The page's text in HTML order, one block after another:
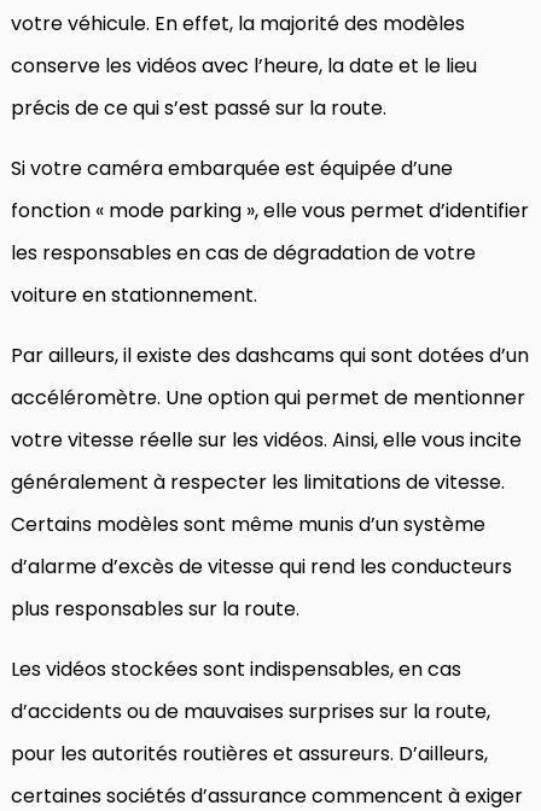
votre véhicule. En effet, la majorité des modèles
conserve les vidéos avec l’heure, la date et le lieu
précis de ce qui s’est passé sur la route.
Si votre caméra embarquée est équipée d’une
fonction « mode parking », elle vous permet d’identifier
les responsables en cas de dégradation de votre
voiture en stationnement.
Par ailleurs, il existe des dashcams qui sont dotées d’un
accéléromètre. Une option qui permet de mentionner
votre vitesse réelle sur les vidéos. Ainsi, elle vous incite
généralement à respecter les limitations de vitesse.
Certains modèles sont même munis d’un système
d’alarme d’excès de vitesse qui rend les conducteurs
plus responsables sur la route.
Les vidéos stockées sont indispensables, en cas
d’accidents ou de mauvaises surprises sur la route,
pour les autorités routières et assureurs. D’ailleurs,
certaines sociétés d’assurance commencent à exiger